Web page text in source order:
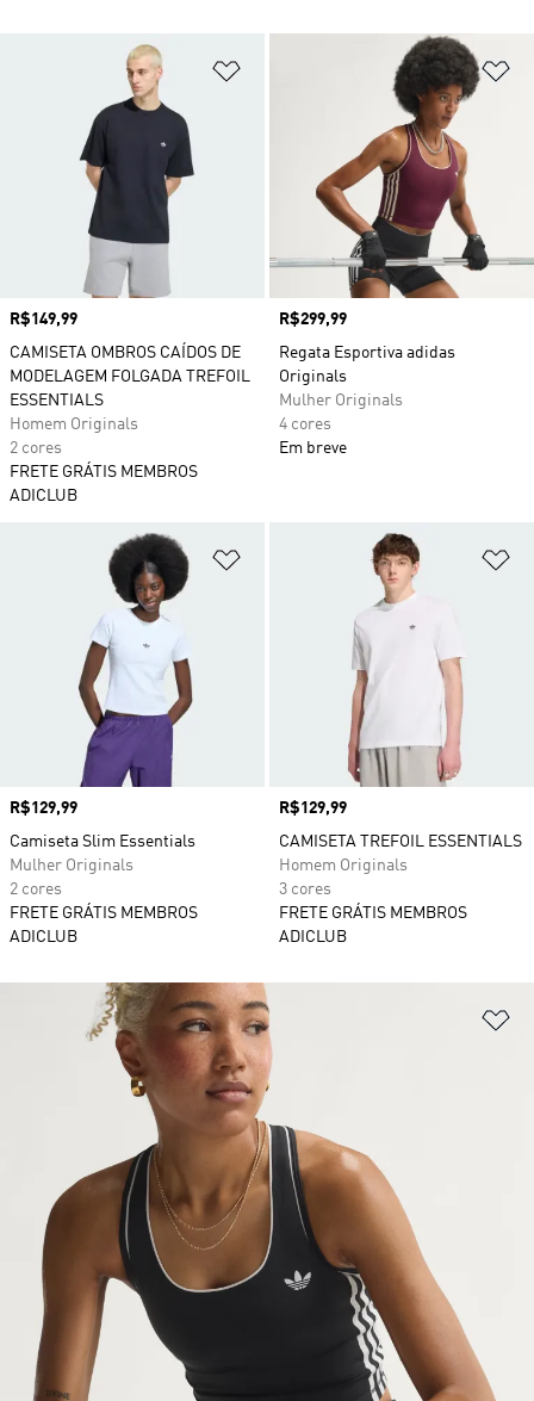
Adicionar à Lista de Desejos
Preço
R$149,99
CAMISETA OMBROS CAÍDOS DE
MODELAGEM FOLGADA TREFOIL
ESSENTIALS
Homem Originals
2 cores
FRETE GRÁTIS MEMBROS
ADICLUB
Preço
R$299,99
Regata Esportiva adidas
Originals
Mulher Originals
4 cores
Em breve
Adicionar à Lista de Desejos
Preço
R$129,99
Camiseta Slim Essentials
Mulher Originals
2 cores
FRETE GRÁTIS MEMBROS
ADICLUB
Preço
R$129,99
CAMISETA TREFOIL ESSENTIALS
Homem Originals
3 cores
FRETE GRÁTIS MEMBROS
ADICLUB